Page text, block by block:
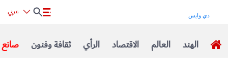
صانع ثقافة وفنون الرأي الاقتصاد العالم الهند